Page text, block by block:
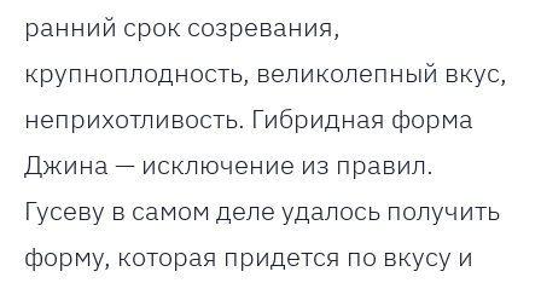
ранний срок созревания,
крупноплодность, великолепный вкус,
неприхотливость. Гибридная форма
Джина — исключение из правил.
Гусеву в самом деле удалось получить
форму, которая придется по вкусу и